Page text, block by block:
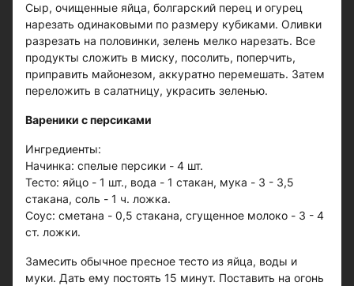
Сыр, очищенные яйца, болгарский перец и огурец
нарезать одинаковыми по размеру кубиками. Оливки
разрезать на половинки, зелень мелко нарезать. Все
продукты сложить в миску, посолить, поперчить,
приправить майонезом, аккуратно перемешать. Затем
переложить в салатницу, украсить зеленью.
Вареники с персиками
Ингредиенты:
Начинка: спелые персики - 4 шт.
Тесто: яйцо - 1 шт., вода - 1 стакан, мука - 3 - 3,5
стакана, соль - 1 ч. ложка.
Соус: сметана - 0,5 стакана, сгущенное молоко - 3 - 4
ст. ложки.
Замесить обычное пресное тесто из яйца, воды и
муки. Дать ему постоять 15 минут. Поставить на огонь